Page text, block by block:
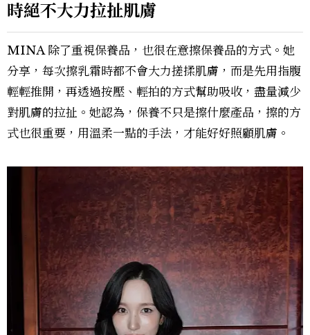
時絕不大力拉扯肌膚
MINA 除了重視保養品，也很在意擦保養品的方式。她
分享，每次擦乳霜時都不會大力搓揉肌膚，而是先用指腹
輕輕推開，再透過按壓、輕拍的方式幫助吸收，盡量減少
對肌膚的拉扯。她認為，保養不只是擦什麼產品，擦的方
式也很重要，用溫柔一點的手法，才能好好照顧肌膚。